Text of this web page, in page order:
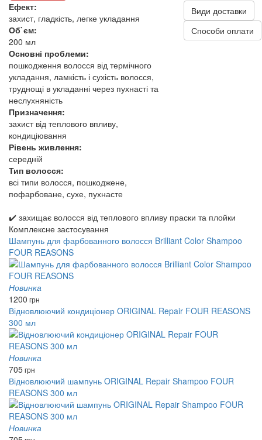
Ефект:
захист, гладкість, легке укладання
Об`єм:
200 мл
Основні проблеми:
пошкодження волосся від термічного
укладання, ламкість і сухість волосся,
труднощі в укладанні через пухнасті та
неслухняність
Призначення:
захист від теплового впливу,
кондиціювання
Рівень живлення:
середній
Тип волосся:
всі типи волосся, пошкоджене,
пофарбоване, сухе, пухнасте
Види доставки
Способи оплати
✔️ захищає волосся від теплового впливу праски та плойки
Комплексне застосування
Шампунь для фарбованного волосся Brilliant Color Shampoo
FOUR REASONS
Новинка
1200 грн
Відновлюючий кондиціонер ORIGINAL Repair FOUR REASONS
300 мл
Новинка
705грн
Відновлюючий шампунь ORIGINAL Repair Shampoo FOUR
REASONS 300 мл
Новинка